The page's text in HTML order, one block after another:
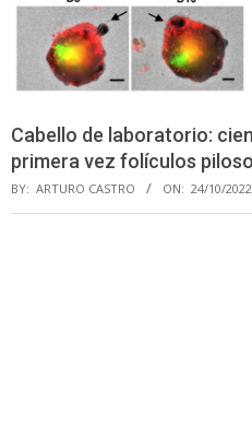
Cabello de laboratorio:
primera vez folículos
BY: ARTURO CASTRO ON: 24/10/2022